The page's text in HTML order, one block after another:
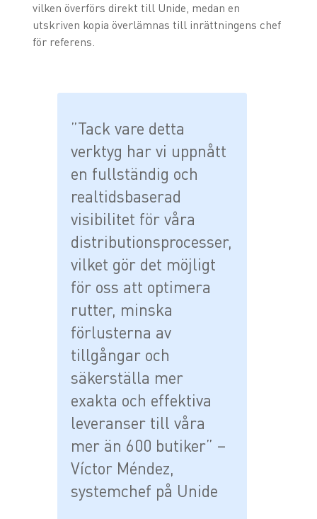
vilken överförs direkt till Unide, medan en
utskriven kopia överlämnas till inrättningens chef
för referens.
”Tack vare detta
verktyg har vi uppnått
en fullständig och
realtidsbaserad
visibilitet för våra
distributionsprocesser,
vilket gör det möjligt
för oss att optimera
rutter, minska
förlusterna av
tillgångar och
säkerställa mer
exakta och effektiva
leveranser till våra
mer än 600 butiker” –
Víctor Méndez,
systemchef på Unide